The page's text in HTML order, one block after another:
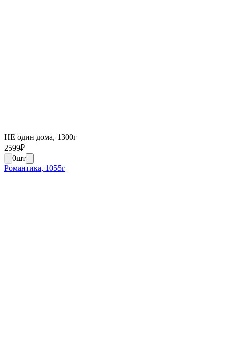
НЕ один дома, 1300г
2599₽
0шт
Романтика, 1055г